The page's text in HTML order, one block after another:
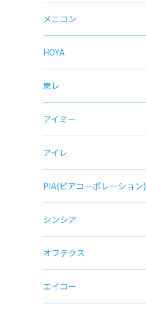
メニコン
HOYA
東レ
アイミー
アイレ
PIA(ピアコーポレーション)
シンシア
オフテクス
エイコー